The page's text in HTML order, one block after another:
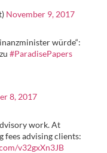
November 9, 2017
würde“:
zu #ParadisePapers
8, 2017
work. At
fees advising clients:
v32gxXn3JB